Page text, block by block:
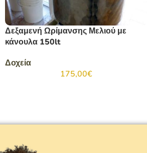
Δεξαμενή Ωρίμανσης Μελιού με
κάνουλα 150lt
Δοχεία
175,00€